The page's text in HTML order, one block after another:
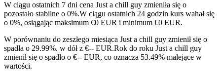
Kontrakty terminowe na USDC
Kontrakty futures wykorzystujące USDC jako zabezpieczenie
W ciągu ostatnich 7 dni cena Just a chill guy zmieniła się o
pozostało stabilne o 0%.W ciągu ostatnich 24 godzin kurs wahał się
o 0%, osiągając maksimum €0 EUR i minimum €0 EUR.
W porównaniu do zeszłego miesiąca Just a chill guy zmienił się o
spadła o 29.99%. w dół z €-- EUR.Rok do roku Just a chill guy
zmienił się o spadło o €-- EUR, co oznacza 53.49% malejące w
wartości.